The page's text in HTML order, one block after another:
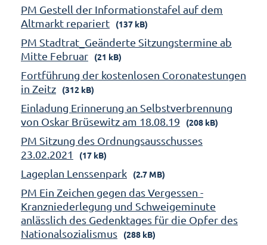
PM Gestell der Informationstafel auf dem
Altmarkt repariert
(137 kB)
PM Stadtrat_Geänderte Sitzungstermine ab
Mitte Februar
(21 kB)
Fortführung der kostenlosen Coronatestungen
in Zeitz
(312 kB)
Einladung Erinnerung an Selbstverbrennung
von Oskar Brüsewitz am 18.08.19
(208 kB)
PM Sitzung des Ordnungsausschusses
23.02.2021
(17 kB)
Lageplan Lenssenpark (2.7 MB)
PM Ein Zeichen gegen das Vergessen -
Kranzniederlegung und Schweigeminute
anlässlich des Gedenktages für die Opfer des
Nationalsozialismus
(288 kB)